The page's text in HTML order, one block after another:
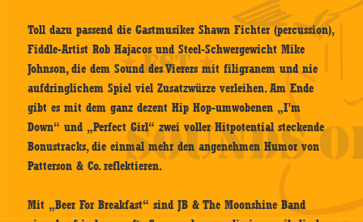
Toll dazu passend die Gastmusiker Shawn Fichter (percussion),
Fiddle-Artist Rob Hajacos und Steel-Schwergewicht Mike
Johnson, die dem Sound des Vierers mit filigranem und nie
aufdringlichem Spiel viel Zusatzwürze verleihen. Am Ende
gibt es mit dem ganz dezent Hip Hop-umwobenen „I’m
Down“ und „Perfect Girl“ zwei voller Hitpotential steckende
Bonustracks, die einmal mehr den angenehmen Humor von
Patterson & Co. reflektieren.
Mit „Beer For Breakfast“ sind JB & The Moonshine Band